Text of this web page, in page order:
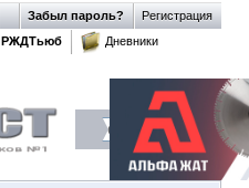
Регистрация
Забыл пароль?
РЖДТьюб
Дневники